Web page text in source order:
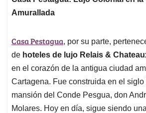
Amurallada
Casa Pestagua, por su parte,
de hoteles de lujo Relais &
en el corazón de la antigua ciudad
Cartagena. Fue construida en el siglo
mansión del Conde Pesgua, don
Molares. Hoy en día, sigue siendo